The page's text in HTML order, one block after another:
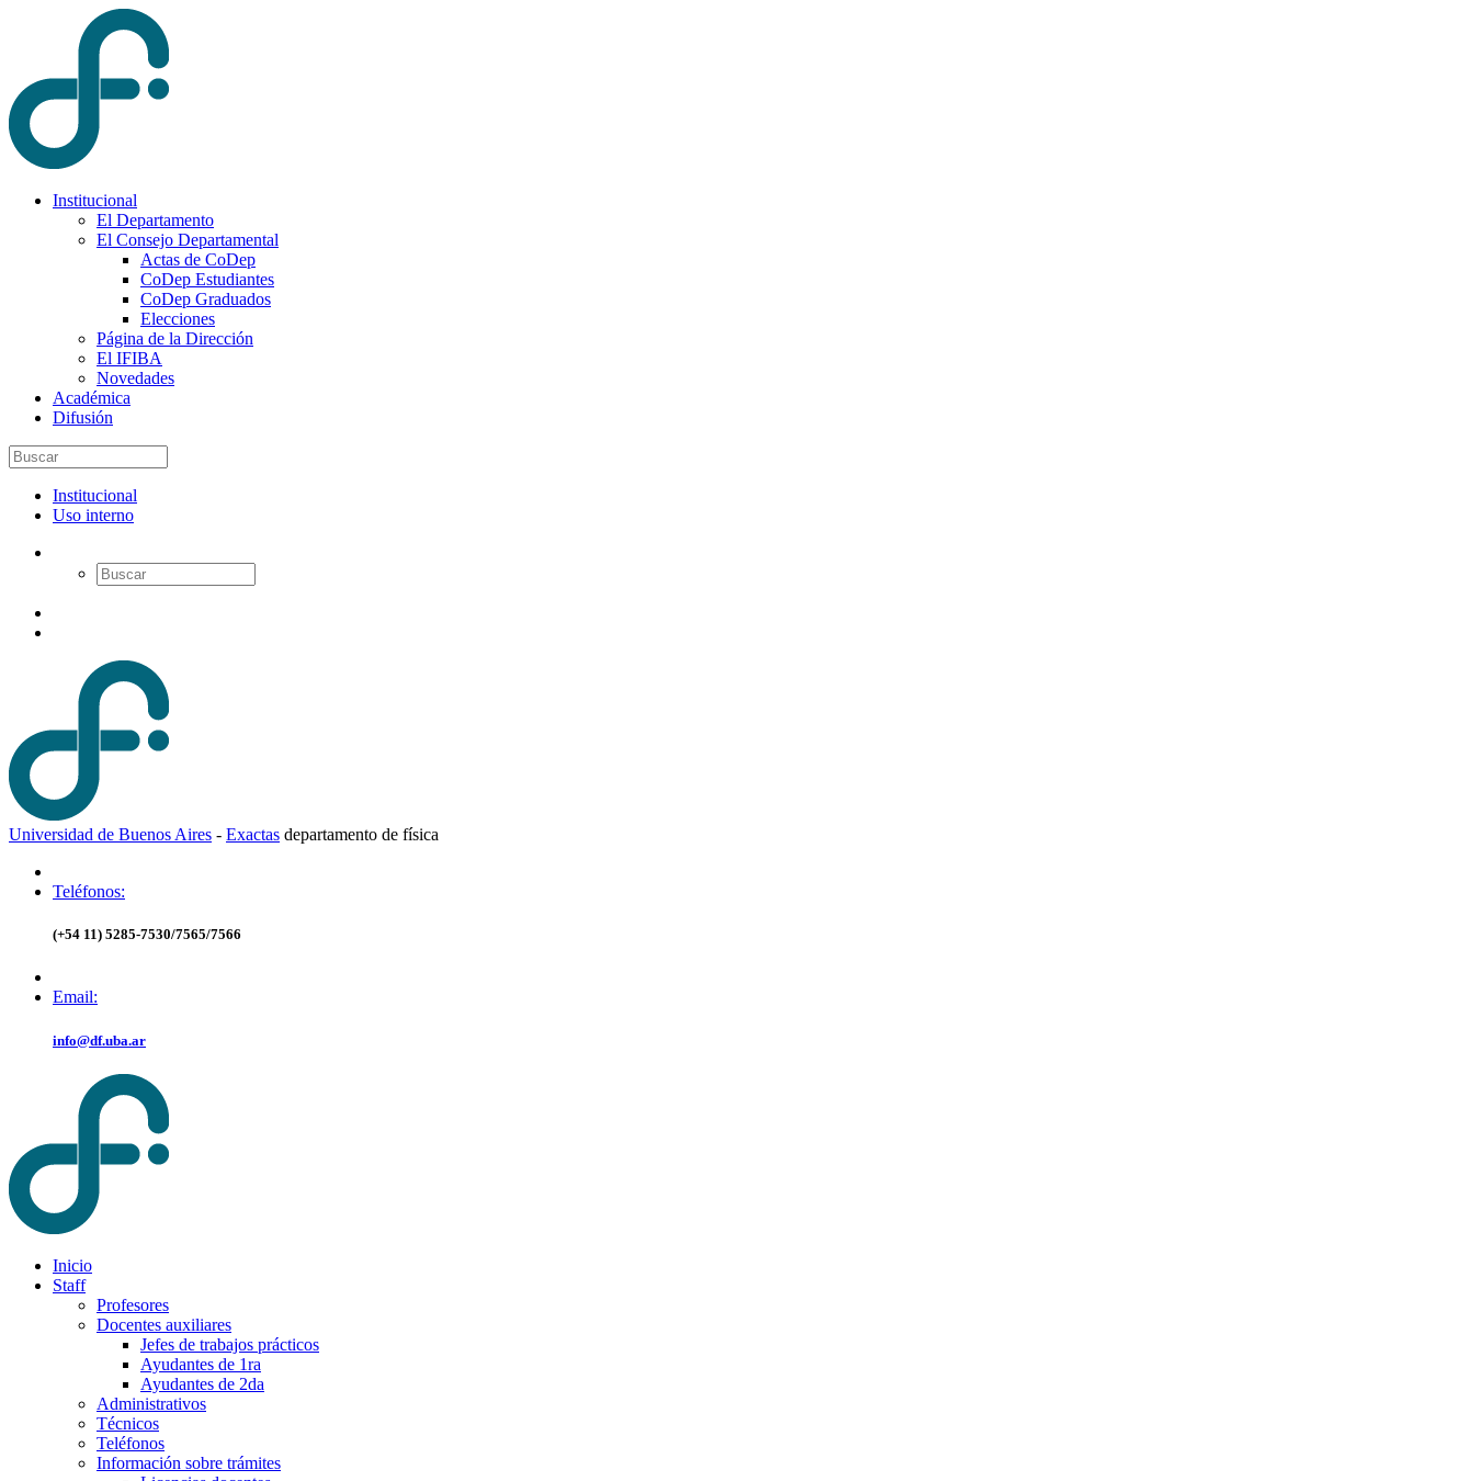
Institucional
El Departamento
El Consejo Departamental
Actas de CoDep
CoDep Estudiantes
CoDep Graduados
Elecciones
Página de la Dirección
El IFIBA
Novedades
Académica
Difusión
Institucional
Uso interno
Universidad de Buenos Aires - Exactas departamento de física
Teléfonos:
(+54 11) 5285-7530/7565/7566
Email:
info@df.uba.ar
Inicio
Staff
Profesores
Docentes auxiliares
Jefes de trabajos prácticos
Ayudantes de 1ra
Ayudantes de 2da
Administrativos
Técnicos
Teléfonos
Información sobre trámites